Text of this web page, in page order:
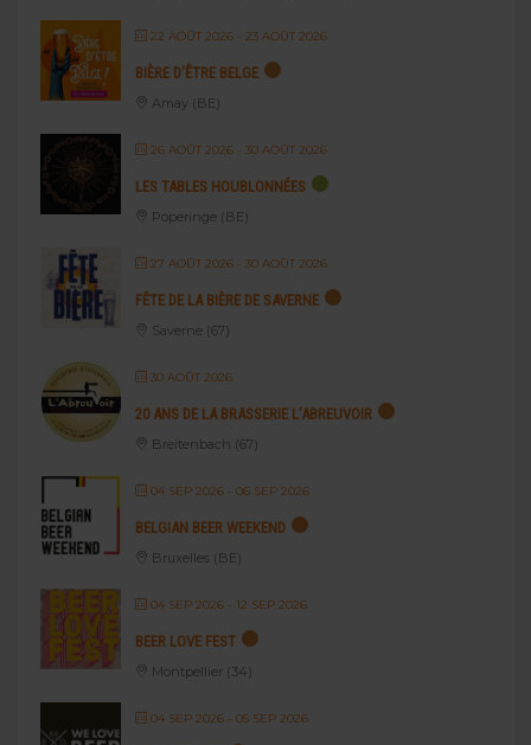
22 AOÛT 2026- 23 AOÛT 2026
BIÈRE D’ÊTRE BELGE
Amay (BE)
26 AOÛT 2026- 30 AOÛT 2026
LES TABLES HOUBLONNÉES
Poperinge (BE)
27 AOÛT 2026- 30 AOÛT 2026
FÊTE DE LA BIÈRE DE SAVERNE
Saverne (67)
30 AOÛT 2026
20 ANS DE LA BRASSERIE L’ABREUVOIR
Breitenbach (67)
04 SEP 2026- 06 SEP 2026
BELGIAN BEER WEEKEND
Bruxelles (BE)
04 SEP 2026- 12 SEP 2026
BEER LOVE FEST
Montpellier (34)
04 SEP 2026- 05 SEP 2026